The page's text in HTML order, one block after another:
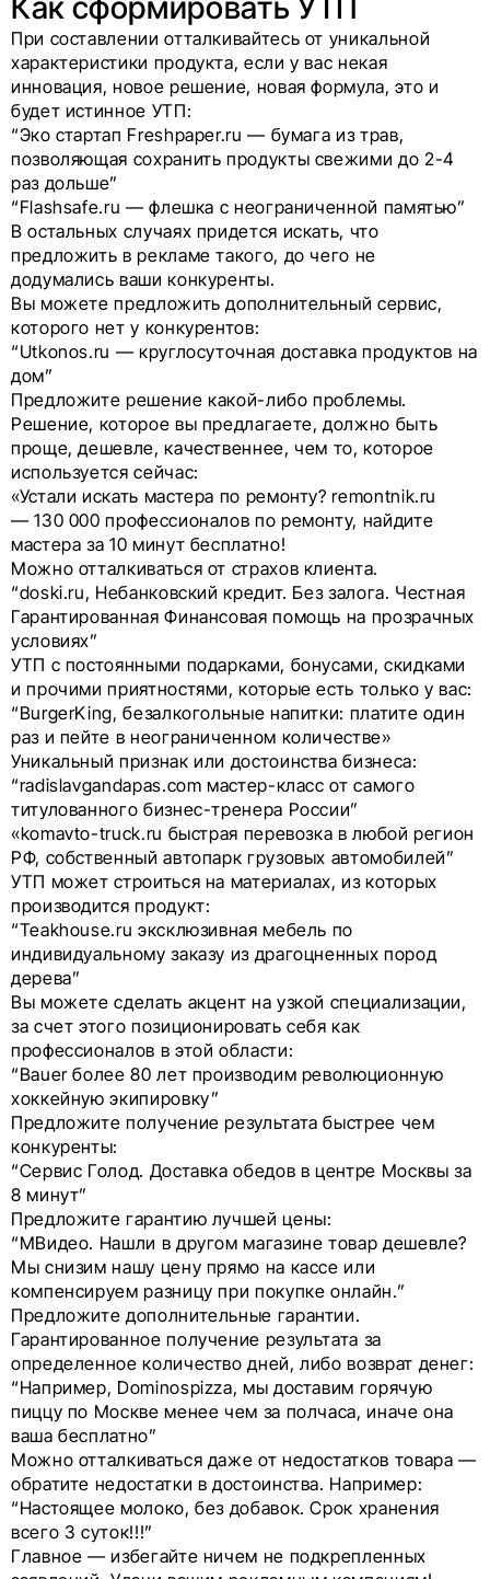
Как сформировать УТП
При составлении отталкивайтесь от уникальной
характеристики продукта, если у вас некая
инновация, новое решение, новая формула, это и
будет истинное УТП:
“Эко стартап Freshpaper.ru — бумага из трав,
позволяющая сохранить продукты свежими до 2-4
раз дольше”
“Flashsafe.ru — флешка с неограниченной памятью”
В остальных случаях придется искать, что
предложить в рекламе такого, до чего не
додумались ваши конкуренты.
Вы можете предложить дополнительный сервис,
которого нет у конкурентов:
“Utkonos.ru — круглосуточная доставка продуктов на
дом”
Предложите решение какой-либо проблемы.
Решение, которое вы предлагаете, должно быть
проще, дешевле, качественнее, чем то, которое
используется сейчас:
«Устали искать мастера по ремонту? remontnik.ru
— 130 000 профессионалов по ремонту, найдите
мастера за 10 минут бесплатно!
Можно отталкиваться от страхов клиента.
“doski.ru, Небанковский кредит. Без залога. Честная
Гарантированная Финансовая помощь на прозрачных
условиях”
УТП с постоянными подарками, бонусами, скидками
и прочими приятностями, которые есть только у вас:
“ВurgerKing, безалкогольные напитки: платите один
раз и пейте в неограниченном количестве»
Уникальный признак или достоинства бизнеса:
“radislavgandapas.com мастер-класс от самого
титулованного бизнес-тренера России”
«komavto-truck.ru быстрая перевозка в любой регион
РФ, собственный автопарк грузовых автомобилей”
УТП может строиться на материалах, из которых
производится продукт:
“Teakhouse.ru эксклюзивная мебель по
индивидуальному заказу из драгоцненных пород
дерева”
Вы можете сделать акцент на узкой специализации,
за счет этого позиционировать себя как
профессионалов в этой области:
“Bauer более 80 лет производим революционную
хоккейную экипировку”
Предложите получение результата быстрее чем
конкуренты:
“Сервис Голод. Доставка обедов в центре Москвы за
8 минут”
Предложите гарантию лучшей цены:
“МВидео. Нашли в другом магазине товар дешевле?
Мы снизим нашу цену прямо на кассе или
компенсируем разницу при покупке онлайн.”
Предложите дополнительные гарантии.
Гарантированное получение результата за
определенное количество дней, либо возврат денег:
“Например, Dominospizza, мы доставим горячую
пиццу по Москве менее чем за полчаса, иначе она
ваша бесплатно”
Можно отталкиваться даже от недостатков товара —
обратите недостатки в достоинства. Например:
“Настоящее молоко, без добавок. Срок хранения
всего 3 суток!!!”
Главное — избегайте ничем не подкрепленных